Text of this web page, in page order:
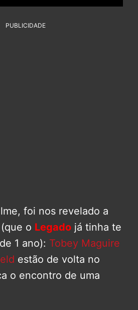
PUBLICIDADE
foi nos revelado a
o Legado já tinha te
1 ano): Tobey Maguire
estão de volta no
o encontro de uma